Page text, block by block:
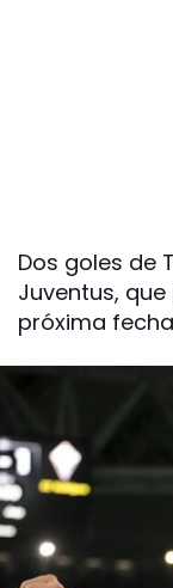
Dos goles de
Juventus,
próxima